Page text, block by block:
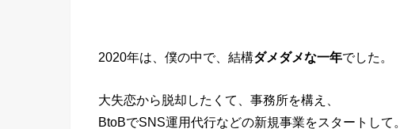
2020年は、僕の中で、結構ダメダメな一年でした。
大失恋から脱却したくて、事務所を構え、
BtoBでSNS運用代行などの新規事業をスタートして。